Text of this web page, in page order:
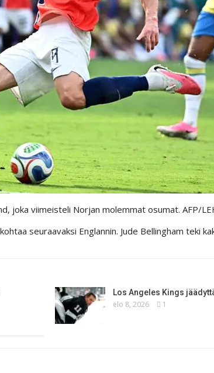
joka viimeisteli Norjan molemmat osumat. AFP/
seuraavaksi Englannin. Jude Bellingham teki
Los Angeles Kings
elo 8, 2026 1